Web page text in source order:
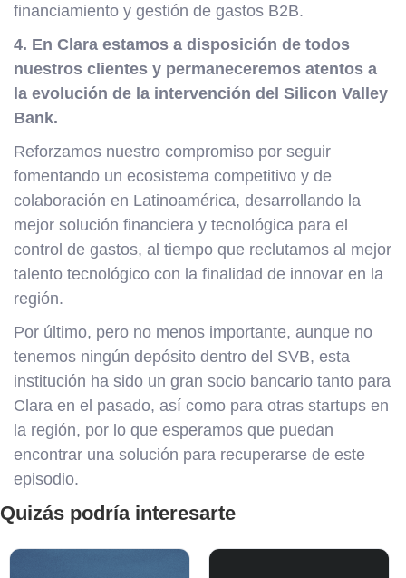
financiamiento y gestión de gastos B2B.
4. En Clara estamos a disposición de todos
nuestros clientes y permaneceremos atentos a
la evolución de la intervención del Silicon Valley
Bank.
Reforzamos nuestro compromiso por seguir
fomentando un ecosistema competitivo y de
colaboración en Latinoamérica, desarrollando la
mejor solución financiera y tecnológica para el
control de gastos, al tiempo que reclutamos al mejor
talento tecnológico con la finalidad de innovar en la
región.
Por último, pero no menos importante, aunque no
tenemos ningún depósito dentro del SVB, esta
institución ha sido un gran socio bancario tanto para
Clara en el pasado, así como para otras startups en
la región, por lo que esperamos que puedan
encontrar una solución para recuperarse de este
episodio.
Quizás podría interesarte